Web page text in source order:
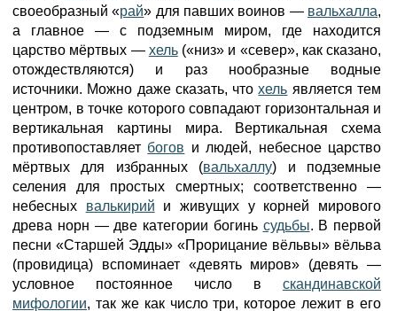
своеобразный «рай» для павших воинов — вальхалла,
а главное — с подземным миром, где находится
царство мёртвых — хель(«низ» и «север», как сказано,
отождествляются) и раз нообразные водные
источники. Можно даже сказать, чтохель является тем
центром, в точке которого совпадают горизонтальная и
вертикальная картины мира. Вертикальная схема
противопоставляет богов и людей, небесное царство
мёртвых для избранных (вальхаллу) и подземные
селения для простых смертных; соответственно —
небесных валькирий и живущих у корней мирового
древа норн — две категории богинь судьбы. В первой
песни «Старшей Эдды» «Прорицание вёльвы» вёльва
(провидица) вспоминает «девять миров» (девять —
условное постоянное число в скандинавской
мифологии, так же как число три, которое лежит в его